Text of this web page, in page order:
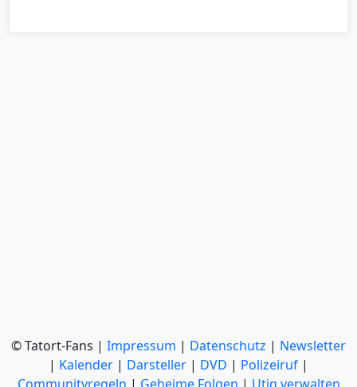
© Tatort-Fans | Impressum | Datenschutz | Newsletter
| Kalender | Darsteller | DVD | Polizeiruf |